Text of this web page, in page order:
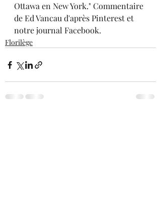
Ottawa en New York." Commentaire
de Ed Vancau d'après Pinterest et
notre journal Facebook.
Florilège